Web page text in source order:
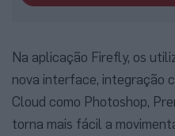
Na aplicação Firefly, os
nova interface, integração
Cloud como Photoshop,
torna mais fácil a